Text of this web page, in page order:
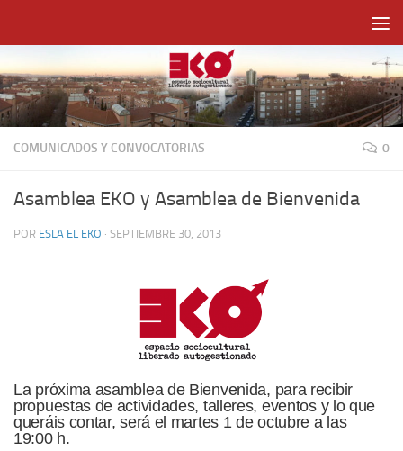
COMUNICADOS Y CONVOCATORIAS 0
Asamblea EKO y Asamblea de Bienvenida
POR ESLA EL EKO · SEPTIEMBRE 30, 2013
La próxima asamblea de Bienvenida, para recibir
propuestas de actividades, talleres, eventos y lo que
queráis contar, será el martes 1 de octubre a las
19:00 h.